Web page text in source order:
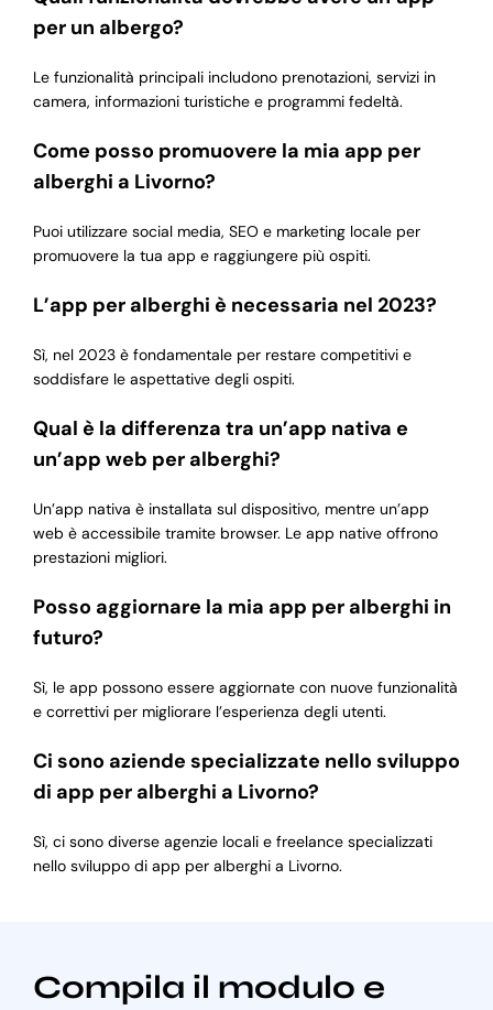
per un albergo?
Le funzionalità principali includono prenotazioni, servizi in
camera, informazioni turistiche e programmi fedeltà.
Come posso promuovere la mia app per
alberghi a Livorno?
Puoi utilizzare social media, SEO e marketing locale per
promuovere la tua app e raggiungere più ospiti.
L’app per alberghi è necessaria nel 2023?
Sì, nel 2023 è fondamentale per restare competitivi e
soddisfare le aspettative degli ospiti.
Qual è la differenza tra un’app nativa e
un’app web per alberghi?
Un’app nativa è installata sul dispositivo, mentre un’app
web è accessibile tramite browser. Le app native offrono
prestazioni migliori.
Posso aggiornare la mia app per alberghi in
futuro?
Sì, le app possono essere aggiornate con nuove funzionalità
e correttivi per migliorare l’esperienza degli utenti.
Ci sono aziende specializzate nello sviluppo
di app per alberghi a Livorno?
Sì, ci sono diverse agenzie locali e freelance specializzati
nello sviluppo di app per alberghi a Livorno.
Compila il modulo e